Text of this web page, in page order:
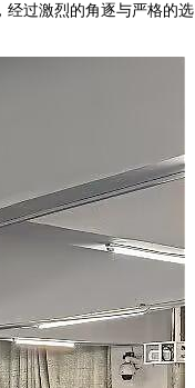
经过激烈的角逐与严格的选